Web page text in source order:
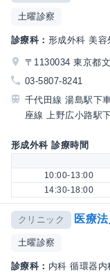
土曜診察
診療科： 形成外科 美
〒1130034 東京都
03-5807-8241
千代田線 湯島駅下
座線 上野広小路駅
形成外科 診療時間
10:00-13:00
14:30-18:00
クリニック 医療
土曜診察
診療科： 内科 循環器